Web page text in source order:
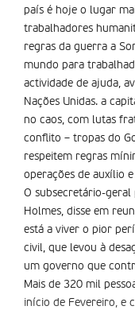
país é hoje o lugar
trabalhadores
regras da guerra a
mundo para
actividade de ajuda,
Nações Unidas. a
no caos, com lutas
conflito – tropas do
respeitem regras
operações de auxílio
O subsecretário-geral
Holmes, disse em
está a viver o pior
civil, que levou à
um governo que
Mais de 320 mil
início de Fevereiro, e